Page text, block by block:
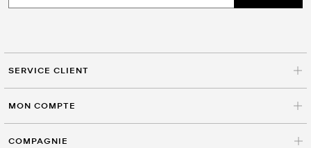
SERVICE CLIENT
MON COMPTE
COMPAGNIE